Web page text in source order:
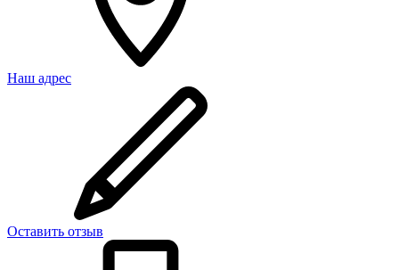
Наш адрес
Оставить отзыв